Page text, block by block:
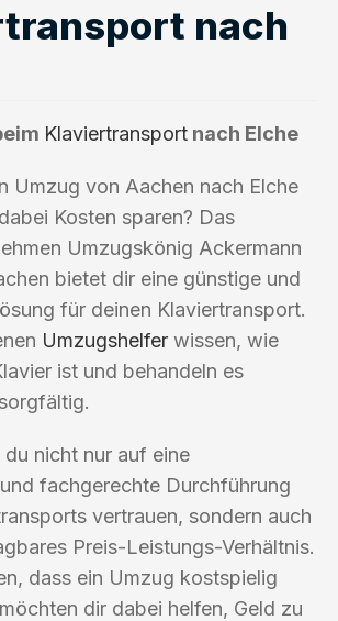
nach
Klaviertransport nach Elche
Umzug von Aachen nach Elche
Kosten sparen? Das
Umzugskönig Ackermann
bietet dir eine günstige und
für deinen Klaviertransport.
Umzugshelfer wissen, wie
ist und behandeln es
du nicht nur auf eine
fachgerechte Durchführung
vertrauen, sondern auch
Preis-Leistungs-Verhältnis.
dass ein Umzug kostspielig
dir dabei helfen, Geld zu